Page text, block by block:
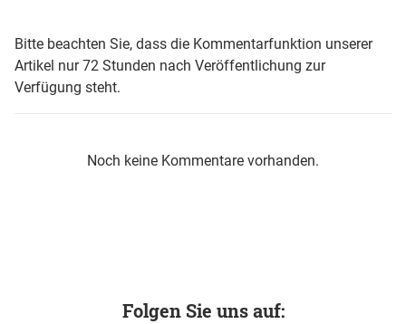
Bitte beachten Sie, dass die Kommentarfunktion unserer
Artikel nur 72 Stunden nach Veröffentlichung zur
Verfügung steht.
Noch keine Kommentare vorhanden.
Folgen Sie uns auf: